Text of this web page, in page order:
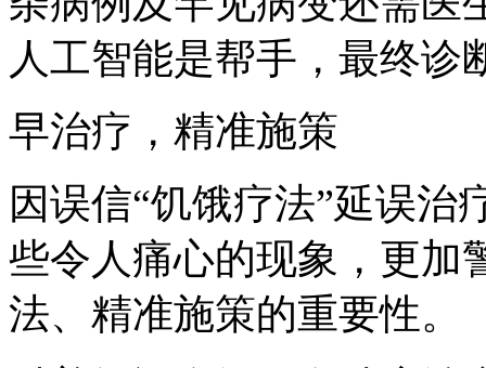
人工智能是帮手，最终诊
早治疗，精准施策
因误信“饥饿疗法”延误
些令人痛心的现象，更加
法、精准施策的重要性。